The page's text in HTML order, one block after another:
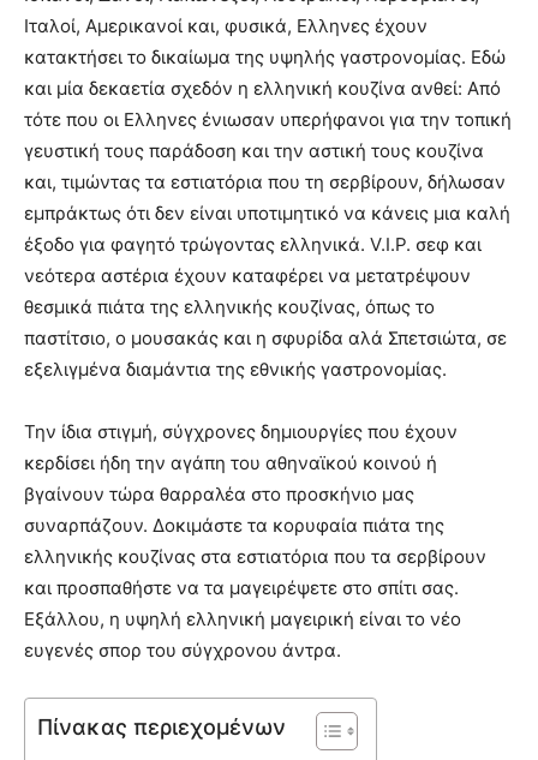
Ιταλοί, Αμερικανοί και, φυσικά, Ελληνες έχουν
κατακτήσει το δικαίωμα της υψηλής γαστρονομίας. Εδώ
και μία δεκαετία σχεδόν η ελληνική κουζίνα ανθεί: Από
τότε που οι Ελληνες ένιωσαν υπερήφανοι για την τοπική
γευστική τους παράδοση και την αστική τους κουζίνα
και, τιμώντας τα εστιατόρια που τη σερβίρουν, δήλωσαν
εμπράκτως ότι δεν είναι υποτιμητικό να κάνεις μια καλή
έξοδο για φαγητό τρώγοντας ελληνικά. V.I.P. σεφ και
νεότερα αστέρια έχουν καταφέρει να μετατρέψουν
θεσμικά πιάτα της ελληνικής κουζίνας, όπως το
παστίτσιο, ο μουσακάς και η σφυρίδα αλά Σπετσιώτα, σε
εξελιγμένα διαμάντια της εθνικής γαστρονομίας.
Την ίδια στιγμή, σύγχρονες δημιουργίες που έχουν
κερδίσει ήδη την αγάπη του αθηναϊκού κοινού ή
βγαίνουν τώρα θαρραλέα στο προσκήνιο μας
συναρπάζουν. Δοκιμάστε τα κορυφαία πιάτα της
ελληνικής κουζίνας στα εστιατόρια που τα σερβίρουν
και προσπαθήστε να τα μαγειρέψετε στο σπίτι σας.
Εξάλλου, η υψηλή ελληνική μαγειρική είναι το νέο
ευγενές σπορ του σύγχρονου άντρα.
Πίνακας περιεχομένων